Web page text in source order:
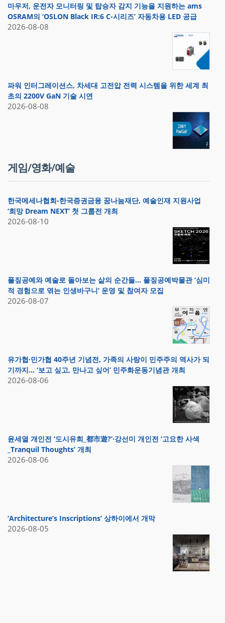
마우저, 운전자 모니터링 및 탑승자 감지 기능을 지원하는 ams
OSRAM의 ‘OSLON Black IR:6 C-시리즈’ 자동차용 LED 공급
2026-08-08
파워 인터그레이션스, 차세대 고전압 전력 시스템을 위한 세계 최
초의 2200V GaN 기술 시연
2026-08-08
게임/영화/예술
한국메세나협회-한국증권금융 꿈나눔재단, 예술인재 지원사업
‘희망 Dream NEXT’ 첫 그룹전 개최
2026-08-10
풀짚공예와 예술로 돌아보는 삶의 순간들… 풀짚공예박물관 ‘심미
적 경험으로 엮는 인생바구니’ 운영 및 참여자 모집
2026-08-07
유가협·민가협 40주년 기념전, 가족의 사랑이 민주주의 역사가 되
기까지… ‘보고 싶고, 만나고 싶어’ 민주화운동기념관 개최
2026-08-06
윤세열 개인전 ‘도시유희_都市遊?’·강선미 개인전 ‘고요한 사색
_Tranquil Thoughts’ 개최
2026-08-06
‘Architecture’s Inscriptions’ 상하이에서 개막
2026-08-05